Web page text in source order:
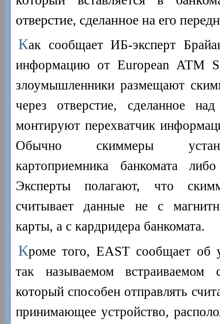
отверстие, сделанное на его
Как сообщает ИБ-эксперт
информацию от European ATM
злоумышленники размещают
через отверстие, сделанное
монтируют перехватчик
Обычно скиммеры
картоприемника банкомата
Эксперты полагают, что
считывает данные не с
карты, а с кардридера банкомата.
Кроме того, EAST сообщает об
так называемом встраиваемом
который способен отправлять
принимающее устройство,